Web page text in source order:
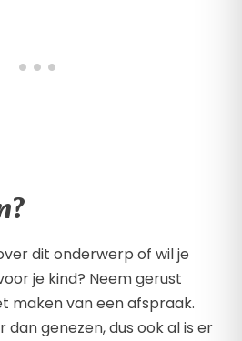
dit onderwerp of wil je
je kind? Neem gerust
maken van een afspraak.
genezen, dus ook al is er